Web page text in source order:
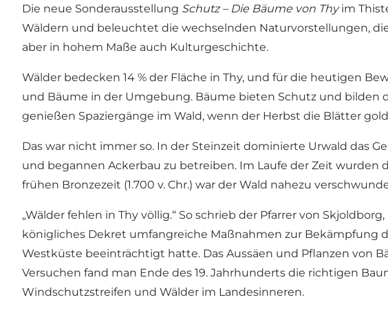
Die neue Sonderausstellung Schutz – Die Bäume von Thyim
Wäldern und beleuchtet die wechselnden Naturvorstellungen,
aber in hohem Maße auch Kulturgeschichte.
Wälder bedecken 14 % der Fläche in Thy, und für die heutigen
und Bäume in der Umgebung. Bäume bieten Schutz und bilden
genießen Spaziergänge im Wald, wenn der Herbst die Blätter
Das war nicht immer so. In der Steinzeit dominierte Urwald das
und begannen Ackerbau zu betreiben. Im Laufe der Zeit
frühen Bronzezeit (1.700 v. Chr.) war der Wald nahezu
„Wälder fehlen in Thy völlig.“ So schrieb der Pfarrer von
königliches Dekret umfangreiche Maßnahmen zur
Westküste beeinträchtigt hatte. Das Aussäen und Pflanzen von
Versuchen fand man Ende des 19. Jahrhunderts die richtigen
Windschutzstreifen und Wälder im Landesinneren.